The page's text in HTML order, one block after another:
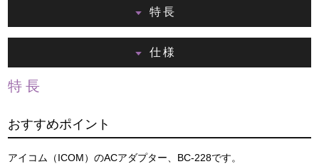
特長
仕様
特長
おすすめポイント
アイコム（ICOM）のACアダプター、BC-228です。